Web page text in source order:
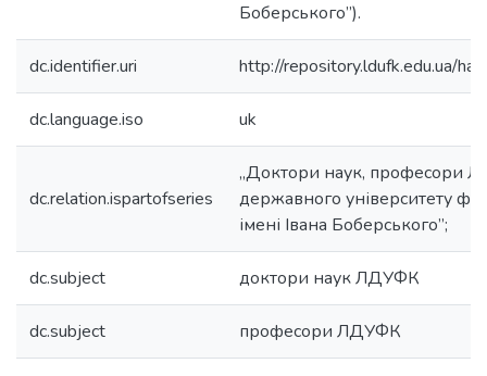
Боберського”).
dc.identifier.uri http://repository.ldufk.edu.ua/
dc.language.iso uk
dc.relation.ispartofseries
„Доктори наук, професори
державного університету
імені Івана Боберського”;
dc.subject доктори наук ЛДУФК
dc.subject професори ЛДУФК